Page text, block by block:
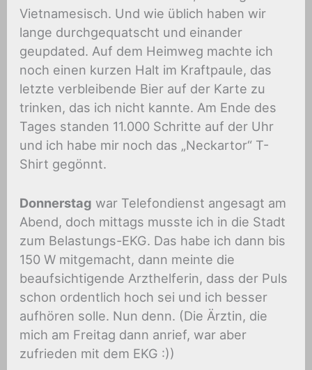
Vietnamesisch. Und wie üblich haben wir
lange durchgequatscht und einander
geupdated. Auf dem Heimweg machte ich
noch einen kurzen Halt im Kraftpaule, das
letzte verbleibende Bier auf der Karte zu
trinken, das ich nicht kannte. Am Ende des
Tages standen 11.000 Schritte auf der Uhr
und ich habe mir noch das „Neckartor“ T-
Shirt gegönnt.
Donnerstag war Telefondienst angesagt am
Abend, doch mittags musste ich in die Stadt
zum Belastungs-EKG. Das habe ich dann bis
150 W mitgemacht, dann meinte die
beaufsichtigende Arzthelferin, dass der Puls
schon ordentlich hoch sei und ich besser
aufhören solle. Nun denn. (Die Ärztin, die
mich am Freitag dann anrief, war aber
zufrieden mit dem EKG :))